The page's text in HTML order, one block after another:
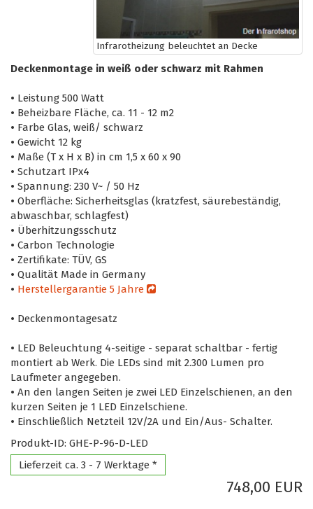
Infrarotheizung beleuchtet an Decke
Deckenmontage in weiß oder schwarz mit Rahmen
• Leistung 500 Watt
• Beheizbare Fläche, ca. 11 - 12 m2
• Farbe Glas, weiß/ schwarz
• Gewicht 12 kg
• Maße (T x H x B) in cm 1,5 x 60 x 90
• Schutzart IPx4
• Spannung: 230 V~ / 50 Hz
• Oberfläche: Sicherheitsglas (kratzfest, säurebeständig,
abwaschbar, schlagfest)
• Überhitzungsschutz
• Carbon Technologie
• Zertifikate: TÜV, GS
• Qualität Made in Germany
• Herstellergarantie 5 Jahre
• Deckenmontagesatz
• LED Beleuchtung 4-seitige - separat schaltbar - fertig
montiert ab Werk. Die LEDs sind mit 2.300 Lumen pro
Laufmeter angegeben.
• An den langen Seiten je zwei LED Einzelschienen, an den
kurzen Seiten je 1 LED Einzelschiene.
• Einschließlich Netzteil 12V/2A und Ein/Aus- Schalter.
Produkt-ID: GHE-P-96-D-LED
Lieferzeit ca. 3 - 7 Werktage *
748,00 EUR